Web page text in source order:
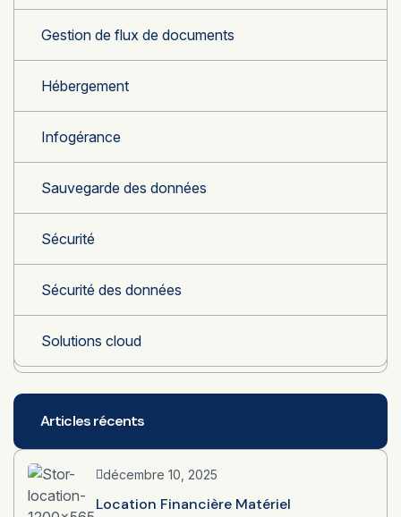
Gestion de flux de documents
Hébergement
Infogérance
Sauvegarde des données
Sécurité
Sécurité des données
Solutions cloud
Articles récents
décembre 10, 2025
Location Financière Matériel